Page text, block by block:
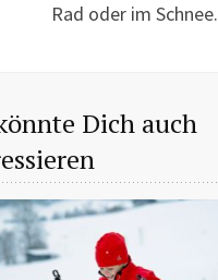
Rad oder im Schnee.
Dich auch